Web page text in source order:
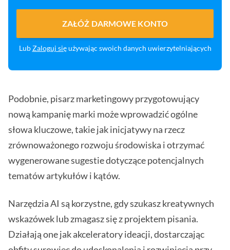
ZAŁÓŻ DARMOWE KONTO
LubZaloguj sięużywając swoich danych uwierzytelniających
Podobnie, pisarz marketingowy przygotowujący
nową kampanię marki może wprowadzić ogólne
słowa kluczowe, takie jak inicjatywy na rzecz
zrównoważonego rozwoju środowiska i otrzymać
wygenerowane sugestie dotyczące potencjalnych
tematów artykułów i kątów.
Narzędzia AI są korzystne, gdy szukasz kreatywnych
wskazówek lub zmagasz się z projektem pisania.
Działają one jak akceleratory ideacji, dostarczając